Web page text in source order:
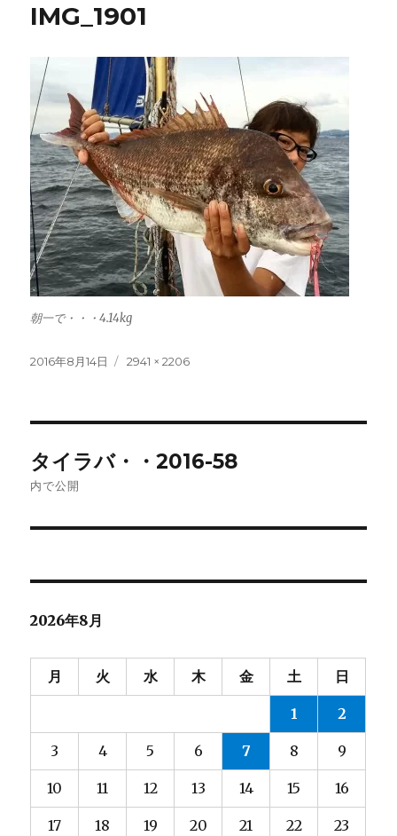
IMG_1901
朝一で・・・4.14kg
投
2016年8月14日
フ
2941 × 2206
稿
ゲ
ー
シ
ョ
ン
タイラバ・・2016-58
内で公開
2026年8月
月 火 水 木 金 土 日
1 2
3 4 5 6 7 8 9
10 11 12 13 14 15 16
17 18 19 20 21 22 23